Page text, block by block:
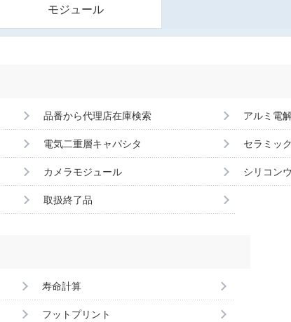
モジュール
品番から代理店在庫検索 アルミ電
電気二重層キャパシタ セラミッ
カメラモジュール シリコン
取扱終了品
寿命計算
フットプリント